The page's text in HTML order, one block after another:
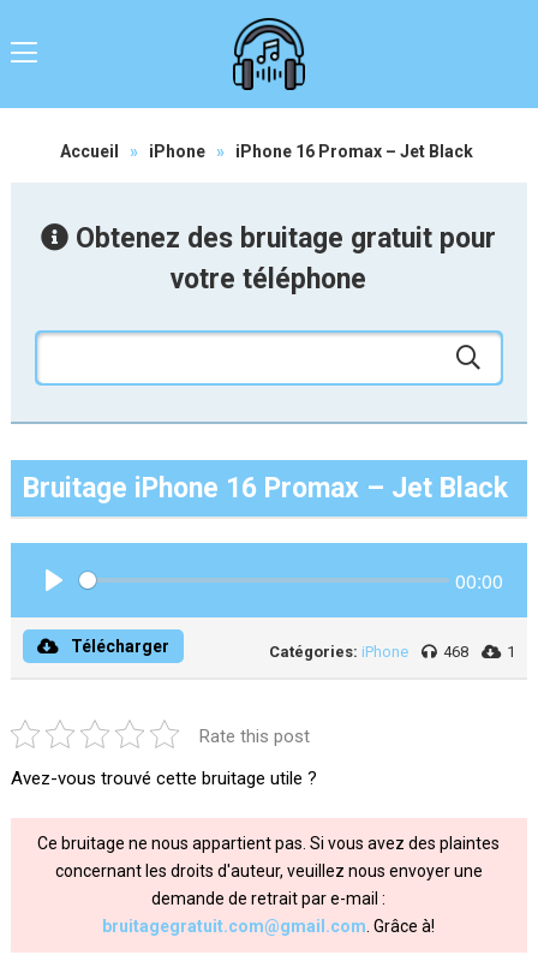
Accueil » iPhone » iPhone 16 Promax – Jet Black
Obtenez des bruitage gratuit pour
votre téléphone
Bruitage iPhone 16 Promax – Jet Black
00:00
Télécharger Catégories: iPhone 468 1
Rate this post
Avez-vous trouvé cette bruitage utile ?
Ce bruitage ne nous appartient pas. Si vous avez des plaintes
concernant les droits d'auteur, veuillez nous envoyer une
demande de retrait par e-mail :
bruitagegratuit.com@gmail.com . Grâce à!